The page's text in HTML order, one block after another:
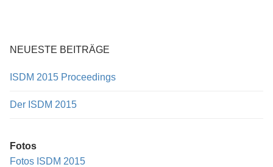
NEUESTE BEITRÄGE
ISDM 2015 Proceedings
Der ISDM 2015
Fotos
Fotos ISDM 2015